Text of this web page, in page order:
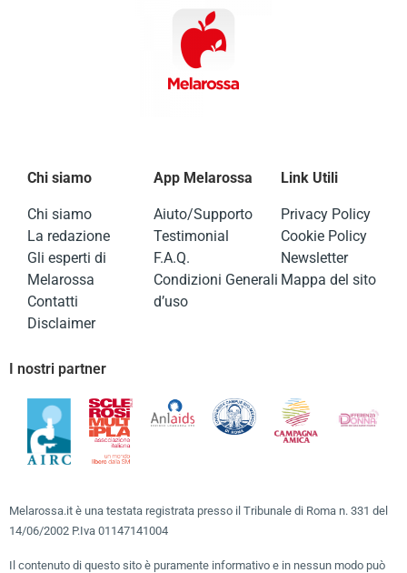
Chi siamo
Chi siamo
La redazione
Gli esperti di
Melarossa
Contatti
Disclaimer
App Melarossa
Aiuto/Supporto
Testimonial
F.A.Q.
Condizioni Generali
d’uso
Link Utili
Privacy Policy
Cookie Policy
Newsletter
Mappa del sito
I nostri partner
Melarossa.it è una testata registrata presso il Tribunale di Roma n. 331 del
14/06/2002 P.Iva 01147141004
Il contenuto di questo sito è puramente informativo e in nessun modo può